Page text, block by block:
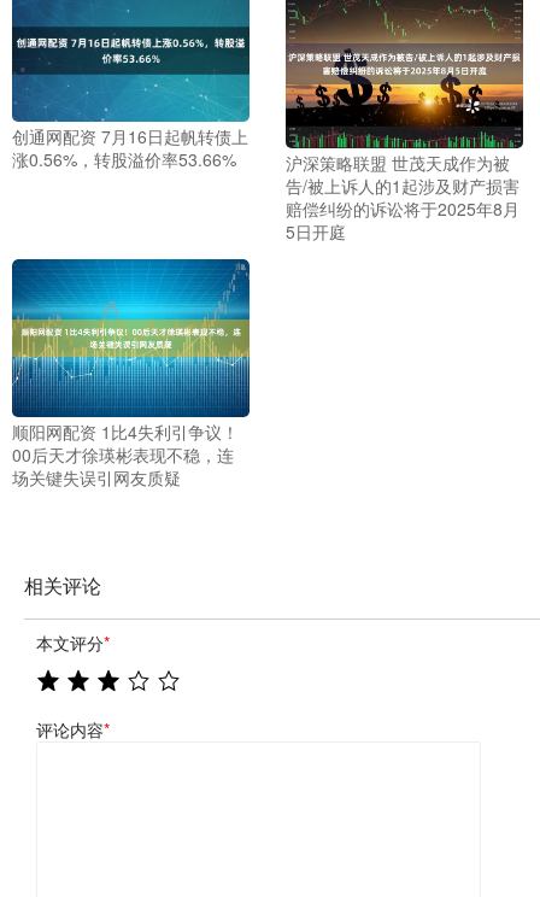
创通网配资 7月16日起帆转债上
涨0.56%，转股溢价率53.66%
沪深策略联盟 世茂天成作为被
告/被上诉人的1起涉及财产损害
赔偿纠纷的诉讼将于2025年8月
5日开庭
顺阳网配资 1比4失利引争议！
00后天才徐瑛彬表现不稳，连
场关键失误引网友质疑
相关评论
本文评分*
评论内容*